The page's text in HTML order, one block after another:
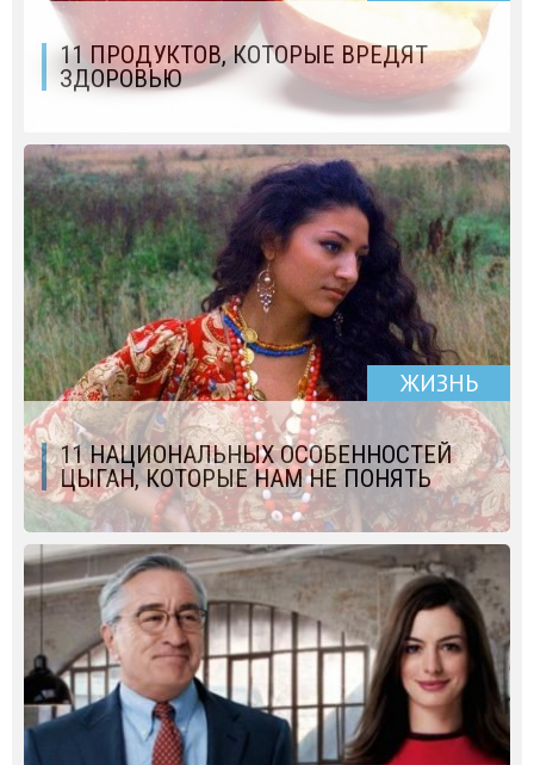
11 ПРОДУКТОВ, КОТОРЫЕ ВРЕДЯТ
ЗДОРОВЬЮ
ЖИЗНЬ
11 НАЦИОНАЛЬНЫХ ОСОБЕННОСТЕЙ
ЦЫГАН, КОТОРЫЕ НАМ НЕ ПОНЯТЬ